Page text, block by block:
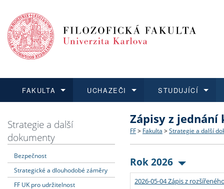
FAKULTA
Dozvědět se více
Struktura a historie
Strategie a další
Podpora a benefity pro
UCHAZEČI
Podat přihlášku
Co studovat a jak se
Učitelské studijní
Informace k průběhu
STUDUJÍCÍ
Dozvědět se více
Bakalářské a magisterské
Doktorské studium
Rigorózní řízení
Dozvědět se více
O vědě a výzkumu na FF
Akademické kvalifikace
Granty a projekty
Dozvědět se více
Aktuální nabídky a
Vyjíždějící studenti
Přijíždějící studenti
Strategie a další
dokumenty
Bezpečnost
Strategické a dlouhodobé záměry
FF UK pro udržitelnost
Zápisy z jednání
FF > Fakulta > Strategie a další
Rok 2026
2026-05-04 Zápis z